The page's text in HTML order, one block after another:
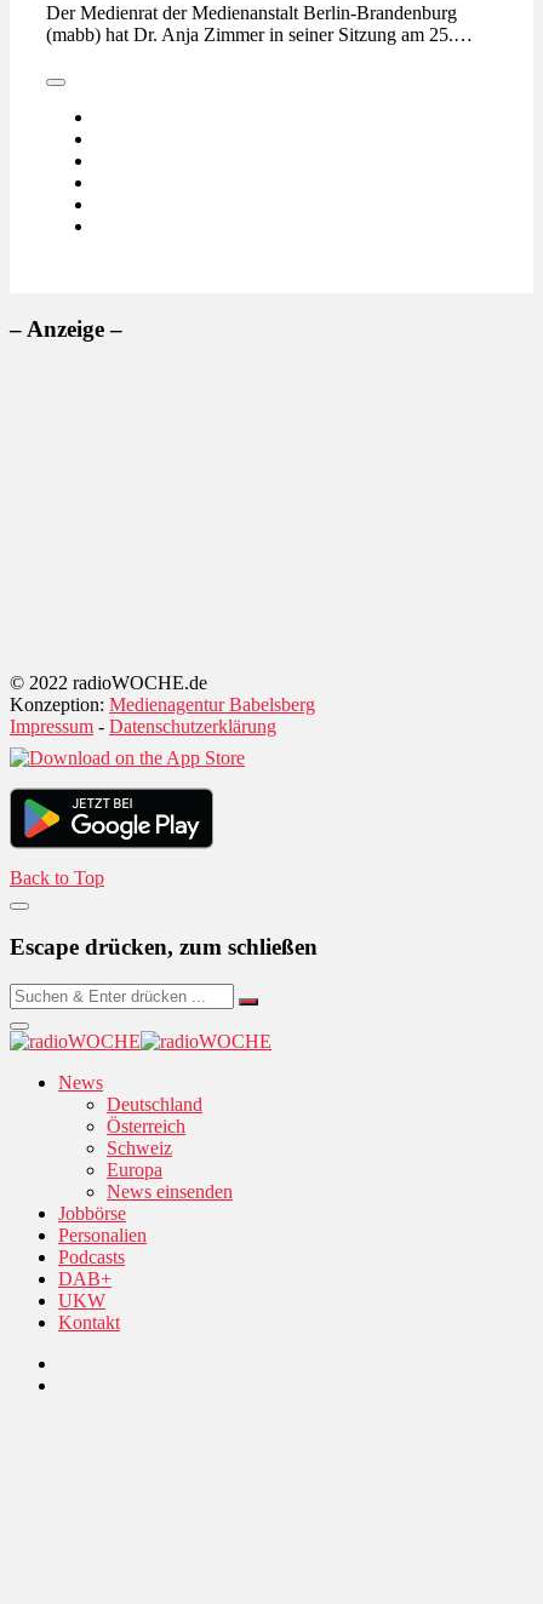
Der Medienrat der Medienanstalt Berlin-Brandenburg
(mabb) hat Dr. Anja Zimmer in seiner Sitzung am 25.…
– Anzeige –
© 2022 radioWOCHE.de
Konzeption: Medienagentur Babelsberg
Impressum - Datenschutzerklärung
Back to Top
Escape drücken, zum schließen
News
Deutschland
Österreich
Schweiz
Europa
News einsenden
Jobbörse
Personalien
Podcasts
DAB+
UKW
Kontakt